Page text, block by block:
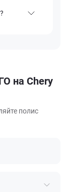
на Chery
полис